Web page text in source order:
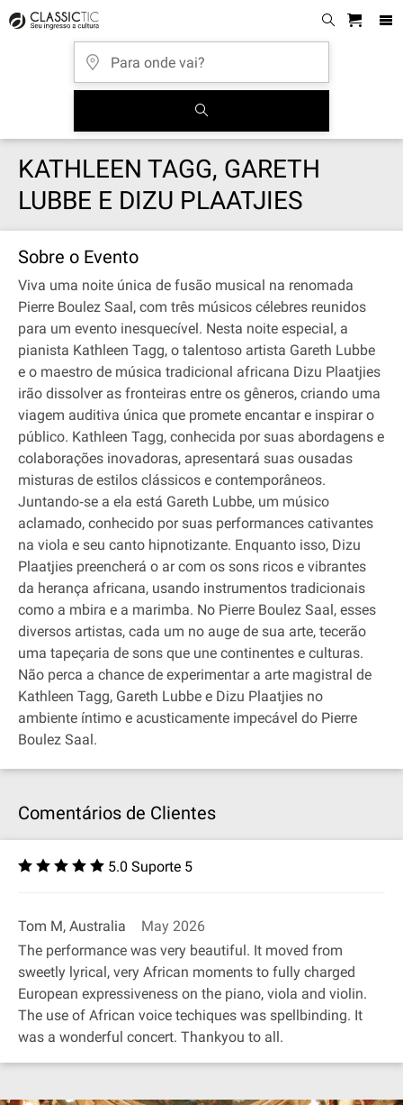
KATHLEEN TAGG, GARETH
LUBBE E DIZU PLAATJIES
Sobre o Evento
Viva uma noite única de fusão musical na renomada
Pierre Boulez Saal, com três músicos célebres reunidos
para um evento inesquecível. Nesta noite especial, a
pianista Kathleen Tagg, o talentoso artista Gareth Lubbe
e o maestro de música tradicional africana Dizu Plaatjies
irão dissolver as fronteiras entre os gêneros, criando uma
viagem auditiva única que promete encantar e inspirar o
público. Kathleen Tagg, conhecida por suas abordagens e
colaborações inovadoras, apresentará suas ousadas
misturas de estilos clássicos e contemporâneos.
Juntando‐se a ela está Gareth Lubbe, um músico
aclamado, conhecido por suas performances cativantes
na viola e seu canto hipnotizante. Enquanto isso, Dizu
Plaatjies preencherá o ar com os sons ricos e vibrantes
da herança africana, usando instrumentos tradicionais
como a mbira e a marimba. No Pierre Boulez Saal, esses
diversos artistas, cada um no auge de sua arte, tecerão
uma tapeçaria de sons que une continentes e culturas.
Não perca a chance de experimentar a arte magistral de
Kathleen Tagg, Gareth Lubbe e Dizu Plaatjies no
ambiente íntimo e acusticamente impecável do Pierre
Boulez Saal.
Comentários de Clientes
5.0 Suporte 5
Tom M, Australia
May 2026
The performance was very beautiful. It moved from
sweetly lyrical, very African moments to fully charged
European expressiveness on the piano, viola and violin.
The use of African voice techiques was spellbinding. It
was a wonderful concert. Thankyou to all.